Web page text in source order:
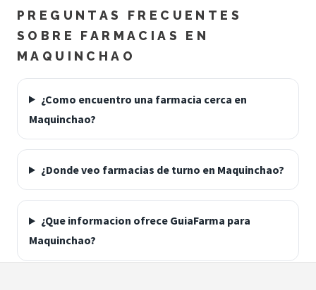
PREGUNTAS FRECUENTES
SOBRE FARMACIAS EN
MAQUINCHAO
¿Como encuentro una farmacia cerca en
Maquinchao?
¿Donde veo farmacias de turno en Maquinchao?
¿Que informacion ofrece GuiaFarma para
Maquinchao?